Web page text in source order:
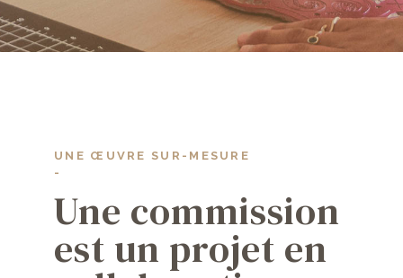
UNE ŒUVRE SUR-MESURE
-
Une commi­ssion
est un projet en